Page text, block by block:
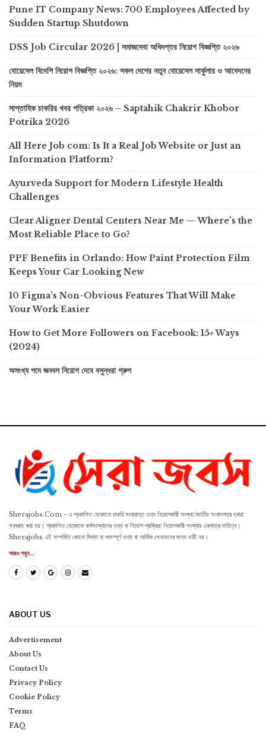
Pune IT Company News: 700 Employees Affected by
Sudden Startup Shutdown
DSS Job Circular 2026 | সমাজসেবা অধিদপ্তর নিয়োগ বিজ্ঞপ্তি ২০২৬
বোয়েসেল বিদেশি নিয়োগ বিজ্ঞপ্তি ২০২৬: সকল দেশের নতুন বোয়েসেল সার্কুলার ও আবেদনের
নিয়ম
সাপ্তাহিক চাকরির খবর পত্রিকা ২০২৬ – Saptahik Chakrir Khobor
Potrika 2026
All Here Job com: Is It a Real Job Website or Just an
Information Platform?
Ayurveda Support for Modern Lifestyle Health
Challenges
Clear Aligner Dental Centers Near Me — Where’s the
Most Reliable Place to Go?
PPF Benefits in Orlando: How Paint Protection Film
Keeps Your Car Looking New
10 Figma’s Non-Obvious Features That Will Make
Your Work Easier
How to Get More Followers on Facebook: 15+ Ways
(2024)
অসংখ্য পদে জনবল নিয়োগ দেবে বসুন্ধরা গ্রুপ
Sherajobs.Com - এ প্রকাশিত যেকোনো চাকরি সংক্রান্ত তথ্য নিয়োগকারী সংস্থা/জাতীয় সংবাদপত্র দ্বারা
সরবরাহ করা হয়। প্রকাশিত যেকোনো কর্মসংস্থানের তথ্য বা নিয়োগ প্রক্রিয়া নিয়োগকারী সংস্থার একমাত্র দায়িত্ব।
Sherajobs এই সম্পর্কিত কোনো মিথ্যা বা অসম্পূর্ণ তথ্য বা আর্থিক লেনদেনের জন্য দায়ী নয়।
আরও পড়ুন...
ABOUT US
Advertisement
About Us
Contact Us
Privacy Policy
Cookie Policy
Terms
FAQ